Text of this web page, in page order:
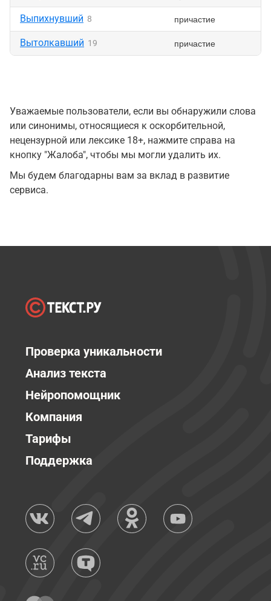
Выпихнувший 8 причастие
Вытолкавший 19 причастие
Уважаемые пользователи, если вы обнаружили слова
или синонимы, относящиеся к оскорбительной,
нецензурной или лексике 18+, нажмите справа на
кнопку "Жалоба", чтобы мы могли удалить их.
Мы будем благодарны вам за вклад в развитие
сервиса.
Проверка уникальности
Анализ текста
Нейропомощник
Компания
Тарифы
Поддержка